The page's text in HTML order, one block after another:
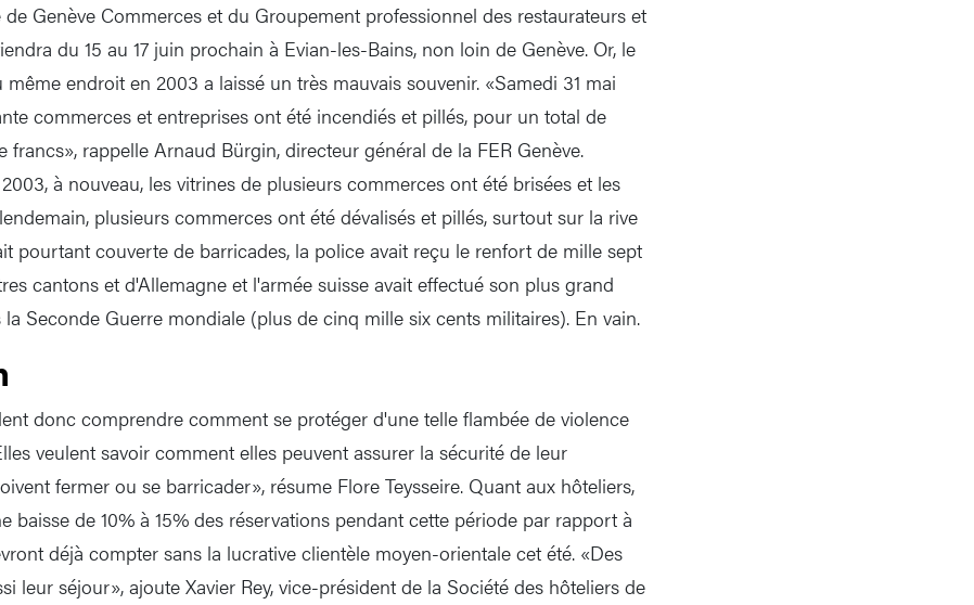
Genève Commerces et du Groupement professionnel des restaurateurs et
du 15 au 17 juin prochain à Evian-les-Bains, non loin de Genève. Or, le
endroit en 2003 a laissé un très mauvais souvenir. «Samedi 31 mai
commerces et entreprises ont été incendiés et pillés, pour un total de
francs», rappelle Arnaud Bürgin, directeur général de la FER Genève.
à nouveau, les vitrines de plusieurs commerces ont été brisées et les
plusieurs commerces ont été dévalisés et pillés, surtout sur la rive
pourtant couverte de barricades, la police avait reçu le renfort de mille sept
cantons et d'Allemagne et l'armée suisse avait effectué son plus grand
Seconde Guerre mondiale (plus de cinq mille six cents militaires). En vain.
donc comprendre comment se protéger d'une telle flambée de violence
veulent savoir comment elles peuvent assurer la sécurité de leur
fermer ou se barricader», résume Flore Teysseire. Quant aux hôteliers,
baisse de 10% à 15% des réservations pendant cette période par rapport à
déjà compter sans la lucrative clientèle moyen-orientale cet été. «Des
leur séjour», ajoute Xavier Rey, vice-président de la Société des hôteliers de